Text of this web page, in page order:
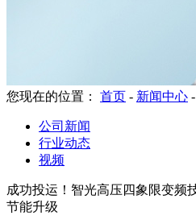
您现在的位置： 首页 - 新闻中心 -
公司新闻
行业动态
视频
成功投运！智光高压四象限变频
节能升级